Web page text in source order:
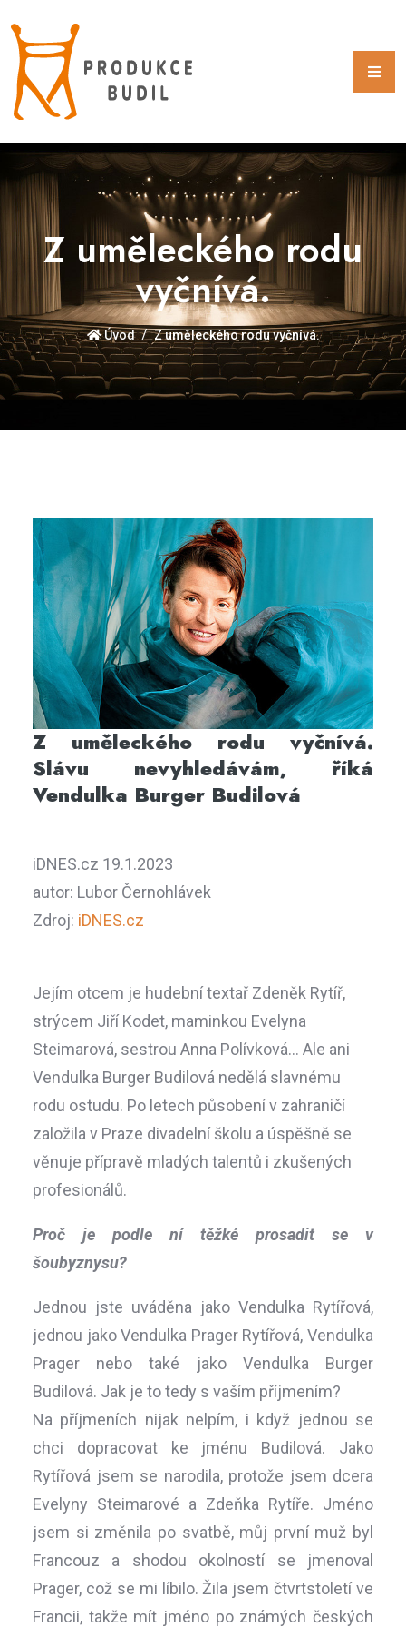
Z uměleckého rodu
vyčnívá.
Úvod Z uměleckého rodu vyčnívá.
Z uměleckého rodu vyčnívá.
Slávu nevyhledávám, říká
Vendulka Burger Budilová
iDNES.cz 19.1.2023
autor: Lubor Černohlávek
Zdroj: iDNES.cz
Jejím otcem je hudební textař Zdeněk Rytíř,
strýcem Jiří Kodet, maminkou Evelyna
Steimarová, sestrou Anna Polívková... Ale ani
Vendulka Burger Budilová nedělá slavnému
rodu ostudu. Po letech působení v zahraničí
založila v Praze divadelní školu a úspěšně se
věnuje přípravě mladých talentů i zkušených
profesionálů.
Proč je podle ní těžké prosadit se v
šoubyznysu?
Jednou jste uváděna jako Vendulka Rytířová,
jednou jako Vendulka Prager Rytířová, Vendulka
Prager nebo také jako Vendulka Burger
Budilová. Jak je to tedy s vaším příjmením?
Na příjmeních nijak nelpím, i když jednou se
chci dopracovat ke jménu Budilová. Jako
Rytířová jsem se narodila, protože jsem dcera
Evelyny Steimarové a Zdeňka Rytíře. Jméno
jsem si změnila po svatbě, můj první muž byl
Francouz a shodou okolností se jmenoval
Prager, což se mi líbilo. Žila jsem čtvrtstoletí ve
Francii, takže mít jméno po známých českých